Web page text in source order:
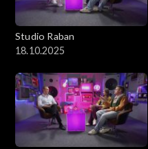
Studio Raban
18.10.2025